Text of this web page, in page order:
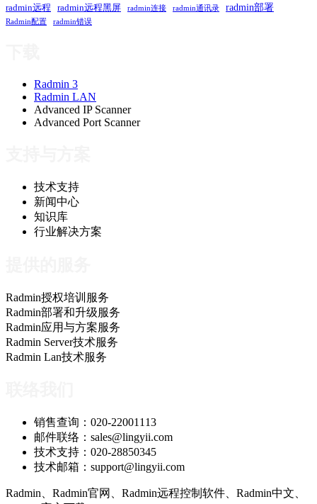
radmin远程 radmin远程黑屏 radmin连接 radmin通讯录 radmin部署
Radmin配置 radmin错误
Radmin 3
Radmin LAN
Advanced IP Scanner
Advanced Port Scanner
技术支持
新闻中心
知识库
行业解决方案
Radmin授权培训服务
Radmin部署和升级服务
Radmin应用与方案服务
Radmin Server技术服务
Radmin Lan技术服务
销售查询：020-22001113
邮件联络：sales@lingyii.com
技术支持：020-28850345
技术邮箱：support@lingyii.com
Radmin、Radmin官网、Radmin远程控制软件、Radmin中文、